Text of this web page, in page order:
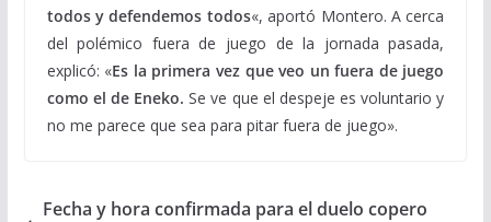
todos y defendemos todos«, aportó Montero. A cerca
del polémico fuera de juego de la jornada pasada,
explicó: «Es la primera vez que veo un fuera de juego
como el de Eneko. Se ve que el despeje es voluntario y
no me parece que sea para pitar fuera de juego».
Fecha y hora confirmada para el duelo copero